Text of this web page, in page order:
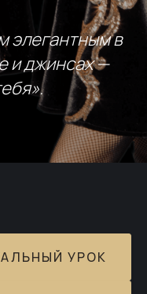
элегантным в
и джинсах —
УРОК